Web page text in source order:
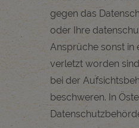
gegen das
oder Ihre
Ansprüche sonst in
verletzt worden
bei der
beschweren. In